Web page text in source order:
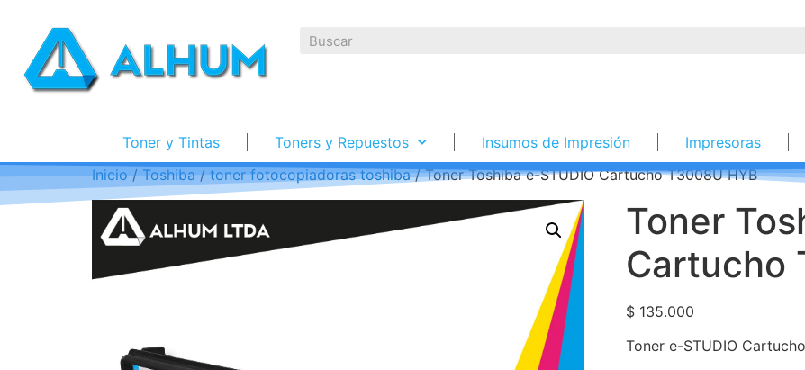
Toner y Tintas Toners y Repuestos Insumos de Impresión Impresoras
Inicio/Toshiba/toner fotocopiadoras toshiba/ Toner Toshiba e-STUDIO Cartucho T3008U HYB
Toner
Cartucho
$135.000
Toner e-STUDIO